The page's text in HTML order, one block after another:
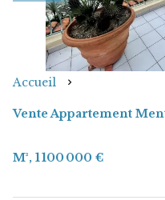
Accueil
Vente Appartement
M², 1 100 000 €